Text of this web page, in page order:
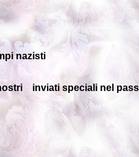
nazisti
inviati speciali nel